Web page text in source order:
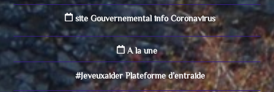
site Gouvernemental info Coronavirus
A la une
#Jeveuxaider Plateforme d’entraide